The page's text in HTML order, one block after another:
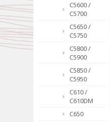
C5600 /
C5700
C5650 /
C5750
C5800 /
C5900
C5850 /
C5950
C610 /
C610DM
C650